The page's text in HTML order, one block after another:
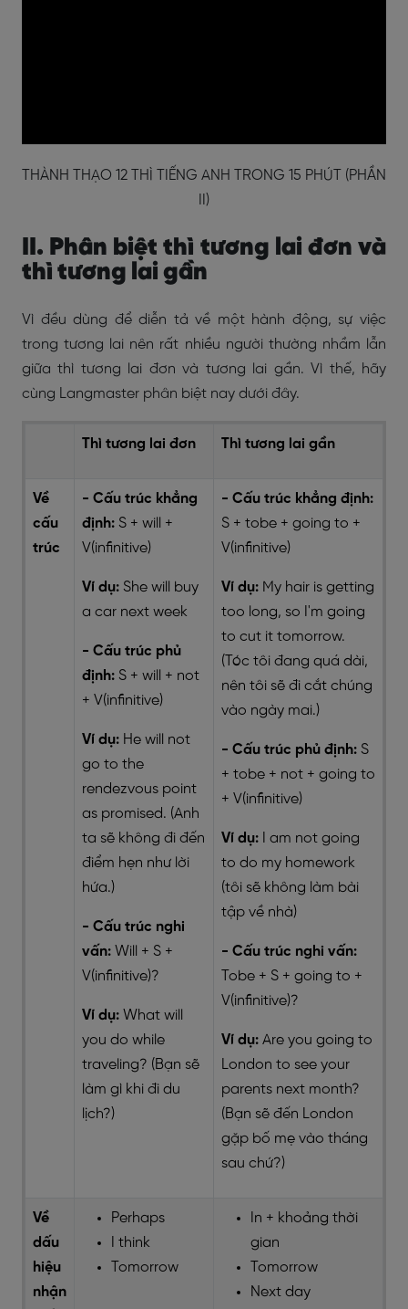
THÀNH THẠO 12 THÌ TIẾNG ANH TRONG 15 PHÚT (PHẦN
II)
II. Phân biệt thì tương lai đơn và
thì tương lai gần
Vì đều dùng để diễn tả về một hành động, sự việc
trong tương lai nên rất nhiều người thường nhầm lẫn
giữa thì tương lai đơn và tương lai gần. Vì thế, hãy
cùng Langmaster phân biệt nay dưới đây.
Thì tương lai đơn Thì tương lai gần
Về
cấu
trúc
- Cấu trúc khẳng
định: S + will +
V(infinitive)
Ví dụ: She will buy
a car next week
- Cấu trúc phủ
định: S + will + not
+ V(infinitive)
Ví dụ: He will not
go to the
rendezvous point
as promised. (Anh
ta sẽ không đi đến
điểm hẹn như lời
hứa.)
- Cấu trúc nghi
vấn: Will + S +
V(infinitive)?
Ví dụ: What will
you do while
traveling? (Bạn sẽ
làm gì khi đi du
lịch?)
- Cấu trúc khẳng định:
S + tobe + going to +
V(infinitive)
Ví dụ: My hair is getting
too long, so I'm going
to cut it tomorrow.
(Tóc tôi đang quá dài,
nên tôi sẽ đi cắt chúng
vào ngày mai.)
- Cấu trúc phủ định: S
+ tobe + not + going to
+ V(infinitive)
Ví dụ: I am not going
to do my homework
(tôi sẽ không làm bài
tập về nhà)
- Cấu trúc nghi vấn:
Tobe + S + going to +
V(infinitive)?
Ví dụ: Are you going to
London to see your
parents next month?
(Bạn sẽ đến London
gặp bố mẹ vào tháng
sau chứ?)
Về
dấu
hiệu
nhận
Perhaps
I think
Tomorrow
In + khoảng thời
gian
Tomorrow
Next day